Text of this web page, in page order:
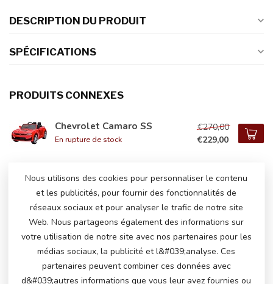
DESCRIPTION DU PRODUIT
SPÉCIFICATIONS
PRODUITS CONNEXES
Chevrolet Camaro SS
En rupture de stock
€270,00
€229,00
Dodge Challenger SRT
En stock
€265,00
€229,00
Dodge Challenger SRT,
Voiture électrique pour
enfants 12 volts
En stock
€280,00
€235,00
Nous utilisons des cookies pour personnaliser le contenu
et les publicités, pour fournir des fonctionnalités de
réseaux sociaux et pour analyser le trafic de notre site
Web. Nous partageons également des informations sur
votre utilisation de notre site avec nos partenaires pour les
médias sociaux, la publicité et l&#039;analyse. Ces
partenaires peuvent combiner ces données avec
d&#039;autres informations que vous leur avez fournies ou